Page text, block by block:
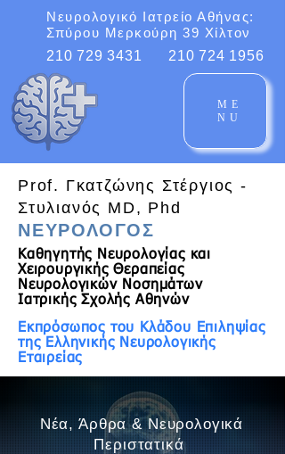
Νευρολογικό Ιατρείο Αθήνας:
Σπύρου Μερκούρη 39 Χίλτον
210 729 3431
210 724 1956
ME
NU
Καθηγητής Νευρολογίας και
Χειρουργικής Θεραπείας
Νευρολογικών Νοσημάτων
Ιατρικής Σχολής Αθηνών
Εκπρόσωπος του Κλάδου Επιληψίας
της Ελληνικής Νευρολογικής
Εταιρείας
Prof. Γκατζώνης Στέργιος -
Στυλιανός MD, Phd
ΝΕΥΡΟΛΟΓΟΣ
Νέα, Άρθρα & Νευρολογικά
Περιστατικά